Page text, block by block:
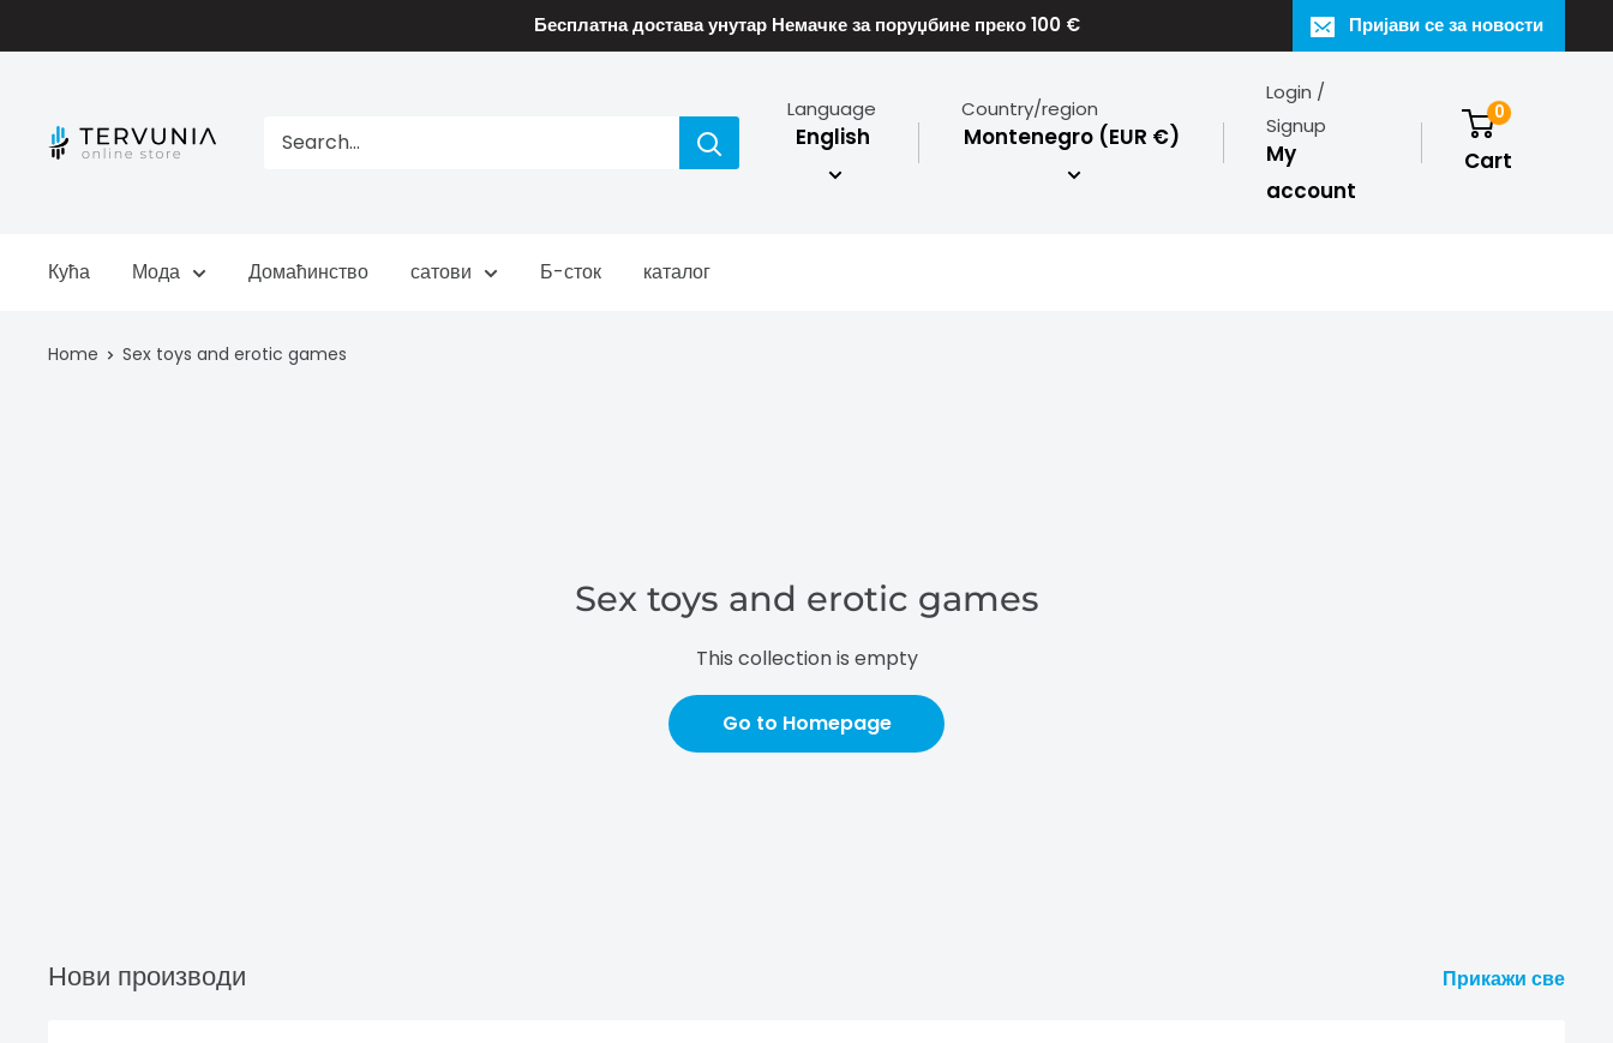
to
Бесплатна достава унутар Немачке за поруџбине преко 100 € Пријави се за новости
TERVUNIA
Language
English
Country/region
Montenegro (EUR €)
Login /
Signup
My
account
0
Cart
Кућа Мода Домаћинство сатови Б-сток каталог
Home Sex toys and erotic games
Sex toys and erotic games
This collection is empty
Go to Homepage
Нови производи Прикажи све